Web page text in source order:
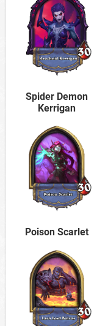
Spider Demon
Kerrigan
Poison Scarlet